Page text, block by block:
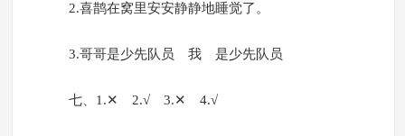
2.喜鹊在窝里安安静静地睡觉了。
3.哥哥是少先队员 我 是少先队员
七、1.✕ 2.√ 3.✕ 4.√